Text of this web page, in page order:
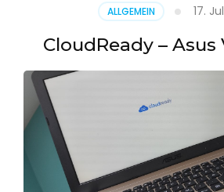
ALLGEMEIN 17.
CloudReady –